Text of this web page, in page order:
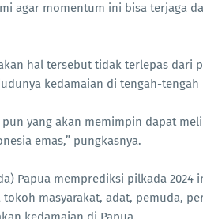
agar momentum ini bisa terjaga
hal tersebut tidak terlepas dari
kedamaian di tengah-
yang akan memimpin dapat
emas,” pungkasnya.
Papua memprediksi pilkada
tokoh masyarakat, adat, pemuda,